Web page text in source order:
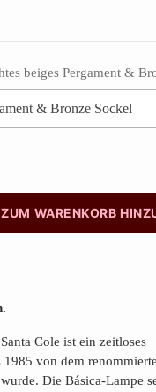
beiges Pergament &
ZUM WARENKORB
Cole ist ein zeitloses
1985 von dem
Die Básica-Lampe